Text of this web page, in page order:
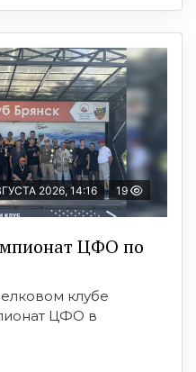
2026, 14:16 19
ЦФО по
клубе
ЦФО в